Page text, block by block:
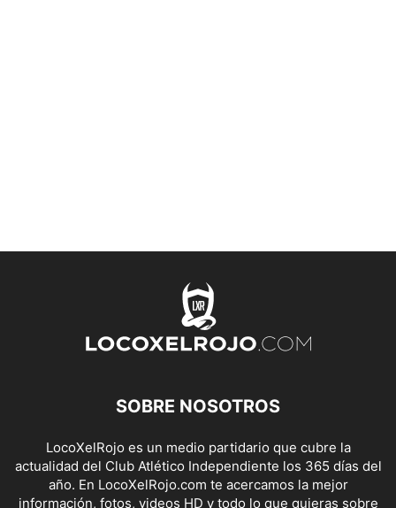
SOBRE NOSOTROS
LocoXelRojo es un medio partidario que cubre la
actualidad del Club Atlético Independiente los 365 días del
año. En LocoXelRojo.com te acercamos la mejor
información, fotos, videos HD y todo lo que quieras sobre